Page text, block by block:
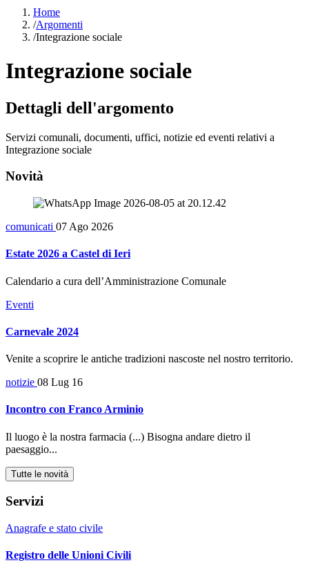
Home
/Argomenti
/Integrazione sociale
Integrazione sociale
Dettagli dell'argomento
Servizi comunali, documenti, uffici, notizie ed eventi relativi a
Integrazione sociale
Novità
comunicati 07 Ago 2026
Estate 2026 a Castel di Ieri
Calendario a cura dell’Amministrazione Comunale
Eventi
Carnevale 2024
Venite a scoprire le antiche tradizioni nascoste nel nostro territorio.
notizie 08 Lug 16
Incontro con Franco Arminio
Il luogo è la nostra farmacia (...) Bisogna andare dietro il
paesaggio...
Tutte le novità
Servizi
Anagrafe e stato civile
Registro delle Unioni Civili